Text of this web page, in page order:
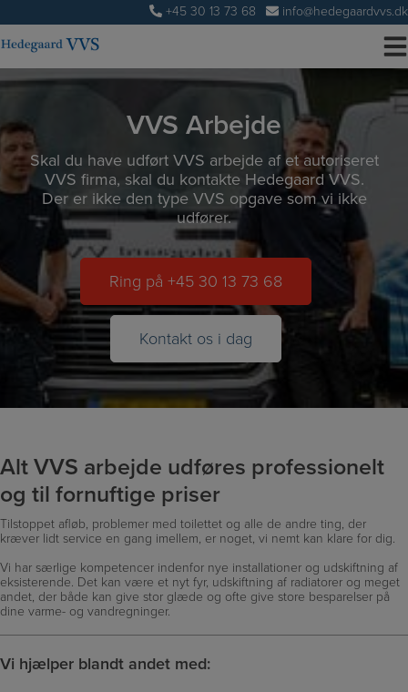
til
indholdet
+45 30 13 73 68 info@hedegaardvvs.dk
VVS Arbejde
Skal du have udført VVS arbejde af et autoriseret
VVS firma, skal du kontakte Hedegaard VVS.
Der er ikke den type VVS opgave som vi ikke
udfører.
Ring på +45 30 13 73 68
Kontakt os i dag
Alt VVS arbejde udføres professionelt
og til fornuftige priser
Tilstoppet afløb, problemer med toilettet og alle de andre ting, der
kræver lidt service en gang imellem, er noget, vi nemt kan klare for dig.
Vi har særlige kompetencer indenfor nye installationer og udskiftning af
eksisterende. Det kan være et nyt fyr, udskiftning af radiatorer og meget
andet, der både kan give stor glæde og ofte give store besparelser på
dine varme- og vandregninger.
Vi hjælper blandt andet med: